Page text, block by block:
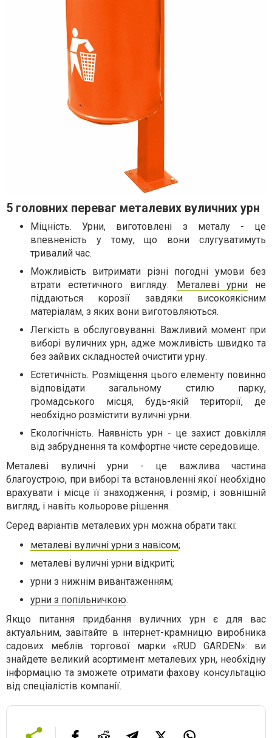
5 головних переваг металевих вуличних урн
Міцність. Урни, виготовлені з металу - це
впевненість у тому, що вони слугуватимуть
тривалий час.
Можливість витримати різні погодні умови без
втрати естетичного вигляду. Металеві урнине
піддаються корозії завдяки високоякісним
матеріалам, з яких вони виготовляються.
Легкість в обслуговуванні. Важливий момент при
виборі вуличних урн, адже можливість швидко та
без зайвих складностей очистити урну.
Естетичність. Розміщення цього елементу повинно
відповідати загальному стилю парку,
громадського місця, будь-якій території, де
необхідно розмістити вуличні урни.
Екологічність. Наявність урн - це захист довкілля
від забруднення та комфортне чисте середовище.
Металеві вуличні урни - це важлива частина
благоустрою, при виборі та встановленні якої необхідно
врахувати і місце її знаходження, і розмір, і зовнішній
вигляд, і навіть кольорове рішення.
Серед варіантів металевих урн можна обрати такі:
металеві вуличні урни з навісом;
металеві вуличні урни відкриті;
урни з нижнім вивантаженням;
урни з попільничкою.
Якщо питання придбання вуличних урн є для вас
актуальним, завітайте в інтернет-крамницю виробника
садових меблів торгової марки «RUD GARDEN»: ви
знайдете великий асортимент металевих урн, необхідну
інформацію та зможете отримати фахову консультацію
від спеціалістів компанії.